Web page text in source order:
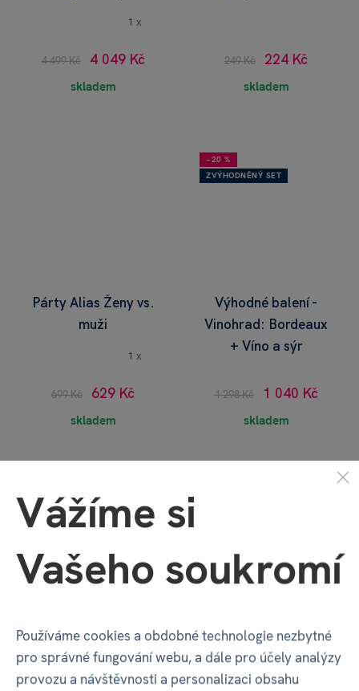
1 x
4 499 Kč 4 049 Kč
skladem
249 Kč 224 Kč
skladem
Párty Alias Ženy vs.
muži
1 x
699 Kč 629 Kč
skladem
−20 %
ZVÝHODNĚNÝ SET
Výhodné balení -
Vinohrad: Bordeaux
+ Víno a sýr
1 298 Kč 1 040 Kč
skladem
Zrádci - Desková hra
Velmi vymírající
dinosauři: Zmrzlý
Brachio
Vážíme si
Vašeho soukromí
Používáme cookies a obdobné technologie nezbytné
pro správné fungování webu, a dále pro účely analýzy
provozu a návštěvnosti a personalizaci obsahu